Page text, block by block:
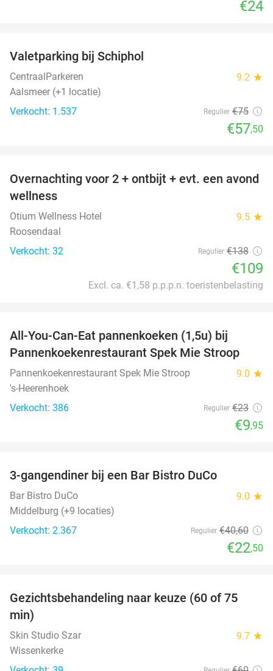
€24
Valetparking bij Schiphol
CentraalParkeren 9.2 star
Aalsmeer (+1 locatie)
Verkocht: 1.537
Regulier €75
€57,50
21%
Overnachting voor 2 + ontbijt + evt. een avond
wellness
Otium Wellness Hotel 9.5 star
Roosendaal
Verkocht: 32
Regulier €138
€109
Excl. ca. €1,58 p.p.p.n. toeristenbelasting
All-You-Can-Eat pannenkoeken (1,5u) bij
Pannenkoekenrestaurant Spek Mie Stroop
Pannenkoekenrestaurant Spek Mie Stroop 9.0 star
's-Heerenhoek
Verkocht: 386
Regulier €23
€9,95
3-gangendiner bij een Bar Bistro DuCo
Bar Bistro DuCo 9.0 star
Middelburg (+9 locaties)
Verkocht: 2.367
Regulier €40,60
€22,50
52%
Gezichtsbehandeling naar keuze (60 of 75
min)
Skin Studio Szar 9.7 star
Wissenkerke